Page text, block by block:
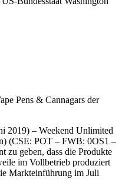
Pens & Cannagars der
2019) – Weekend Unlimited
(CSE: POT – FWB: 0OS1 –
geben, dass die Produkte
im Vollbetrieb produziert
Markteinführung im Juli